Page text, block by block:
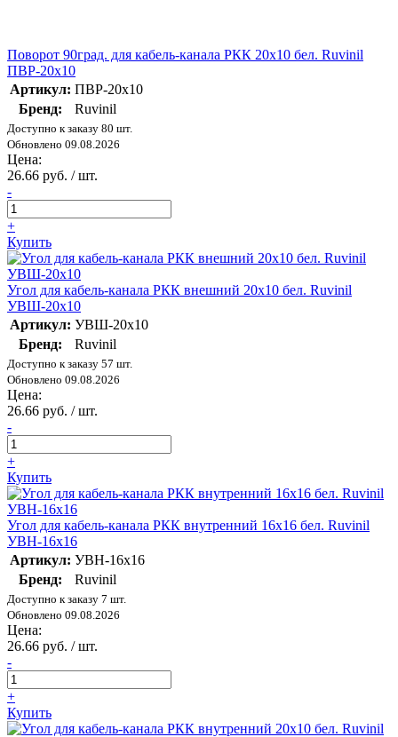
Поворот 90град. для кабель-канала РКК 20х10 бел. Ruvinil
ПВР-20х10
Артикул: ПВР-20х10
Бренд:
Ruvinil
Доступно к заказу 80 шт.
Обновлено 09.08.2026
Цена:
26.66 руб. / шт.
-
+
Купить
Угол для кабель-канала РКК внешний 20х10 бел. Ruvinil
УВШ-20х10
Артикул: УВШ-20х10
Бренд:
Ruvinil
Доступно к заказу 57 шт.
Обновлено 09.08.2026
Цена:
26.66 руб. / шт.
-
+
Купить
Угол для кабель-канала РКК внутренний 16х16 бел. Ruvinil
УВН-16х16
Артикул: УВН-16х16
Бренд:
Ruvinil
Доступно к заказу 7 шт.
Обновлено 09.08.2026
Цена:
26.66 руб. / шт.
-
+
Купить